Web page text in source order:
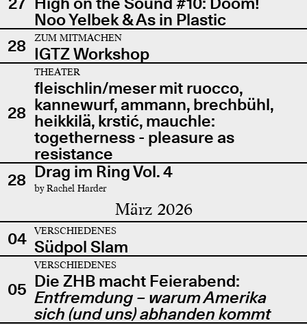
Noo Yelbek & As in Plastic
28
ZUM MITMACHEN
IGTZ Workshop
28
THEATER
fleischlin/meser mit ruocco,
kannewurf, ammann, brechbühl,
heikkilä, krstić, mauchle:
togetherness - pleasure as
resistance
28 Drag im Ring Vol. 4
by Rachel Harder
März 2026
04 VERSCHIEDENES
Südpol Slam
05
VERSCHIEDENES
Die ZHB macht Feierabend:
Entfremdung – warum Amerika
sich (und uns) abhanden kommt